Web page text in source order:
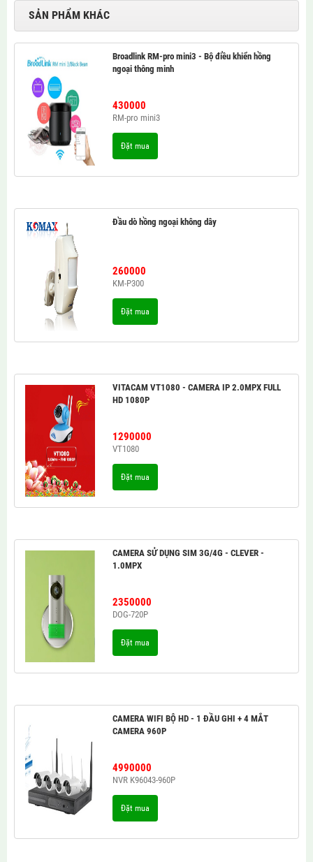
SẢN PHẨM KHÁC
Broadlink RM-pro mini3 - Bộ điều khiển hồng
ngoại thông minh
430000
RM-pro mini3
Đặt mua
Đầu dò hồng ngoại không dây
260000
KM-P300
Đặt mua
VITACAM VT1080 - CAMERA IP 2.0MPX FULL
HD 1080P
1290000
VT1080
Đặt mua
CAMERA SỬ DỤNG SIM 3G/4G - CLEVER -
1.0MPX
2350000
DOG-720P
Đặt mua
CAMERA WIFI BỘ HD - 1 ĐẦU GHI + 4 MẮT
CAMERA 960P
4990000
NVR K96043-960P
Đặt mua